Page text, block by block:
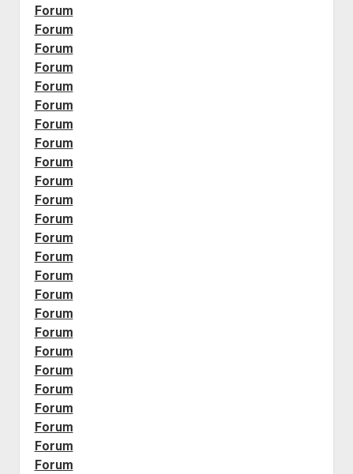
Forum
Forum
Forum
Forum
Forum
Forum
Forum
Forum
Forum
Forum
Forum
Forum
Forum
Forum
Forum
Forum
Forum
Forum
Forum
Forum
Forum
Forum
Forum
Forum
Forum